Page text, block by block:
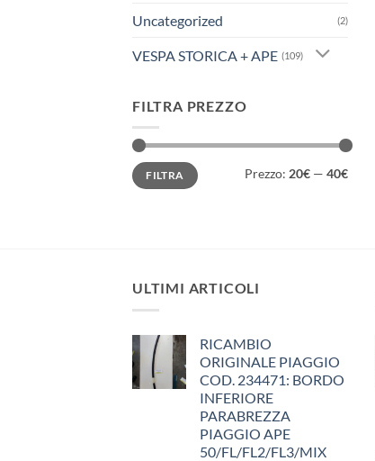
Uncategorized (2)
VESPA STORICA + APE (109)
FILTRA PREZZO
Prezzo
Min
Prezzo
MaxFILTRA Prezzo: 20€ — 40€
ULTIMI ARTICOLI
RICAMBIO
ORIGINALE PIAGGIO
COD. 234471: BORDO
INFERIORE
PARABREZZA
PIAGGIO APE
50/FL/FL2/FL3/MIX